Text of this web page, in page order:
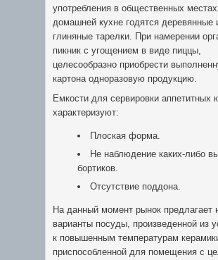
употребления в общественных
домашней кухне годятся деревянные
глиняные тарелки. При намерении
пикник с угощением в виде пиццы,
целесообразно приобрести
картона одноразовую продукцию.
Емкости для сервировки аппетитных
характеризуют:
Плоская форма.
Не наблюдение каких-либо
бортиков.
Отсутствие поддона.
На данный момент рынок предлагает
варианты посуды, произведенной из
к повышенным температурам
приспособленной для помещения с